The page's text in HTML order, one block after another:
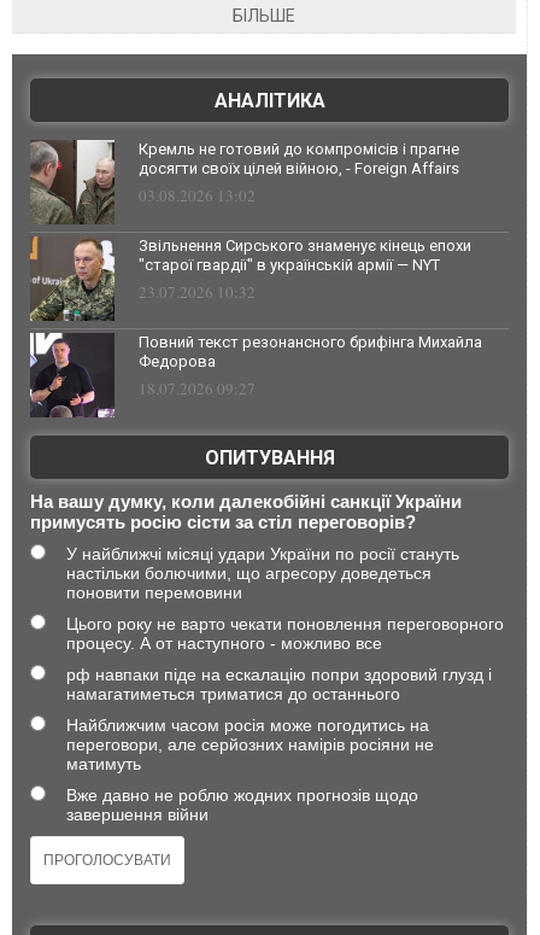
БІЛЬШЕ
АНАЛІТИКА
Кремль не готовий до компромісів і прагне
досягти своїх цілей війною, - Foreign Affairs
03.08.2026 13:02
Звільнення Сирського знаменує кінець епохи
"старої гвардії" в українській армії — NYT
23.07.2026 10:32
Повний текст резонансного брифінга Михайла
Федорова
18.07.2026 09:27
ОПИТУВАННЯ
На вашу думку, коли далекобійні санкції України
примусять росію сісти за стіл переговорів?
У найближчі місяці удари України по росії стануть
настільки болючими, що агресору доведеться
поновити перемовини
Цього року не варто чекати поновлення переговорного
процесу. А от наступного - можливо все
рф навпаки піде на ескалацію попри здоровий глузд і
намагатиметься триматися до останнього
Найближчим часом росія може погодитись на
переговори, але серйозних намірів росіяни не
матимуть
Вже давно не роблю жодних прогнозів щодо
завершення війни